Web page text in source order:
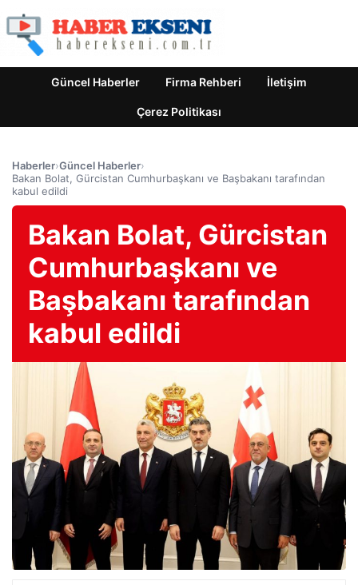
Güncel Haberler Firma Rehberi İletişim
Çerez Politikası
Haberler›Güncel Haberler›
Bakan Bolat, Gürcistan Cumhurbaşkanı ve Başbakanı tarafından
kabul edildi
Bakan Bolat, Gürcistan
Cumhurbaşkanı ve
Başbakanı tarafından
kabul edildi